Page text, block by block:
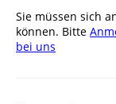
Sie müssen sich
können. Bitte
bei uns